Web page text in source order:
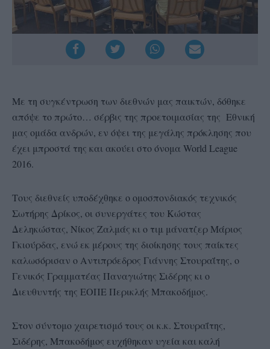
Με τη συγκέντρωση των διεθνών μας παικτών, δόθηκε
απόψε το πρώτο… σέρβις της προετοιμασίας της Εθνική
μας ομάδα ανδρών, εν όψει της μεγάλης πρόκλησης που
έχει μπροστά της και ακούει στο όνομα World League
2016.
Τους διεθνείς υποδέχθηκε ο ομοσπονδιακός τεχνικός
Σωτήρης Δρίκος, οι συνεργάτες του Κώστας
Δεληκώστας, Νίκος Ζαλμάς κι ο τιμ μάνατζερ Μάριος
Γκιούρδας, ενώ εκ μέρους της διοίκησης τους παίκτες
καλωσόρισαν ο Αντιπρόεδρος Γιάννης Στουραΐτης, ο
Γενικός Γραμματέας Παναγιώτης Σιδέρης κι ο
Διευθυντής της ΕΟΠΕ Περικλής Μπακοδήμος.
Στον σύντομο χαιρετισμό τους οι κ.κ. Στουραΐτης,
Σιδέρης, Μπακοδήμος ευχήθηκαν υγεία και καλή